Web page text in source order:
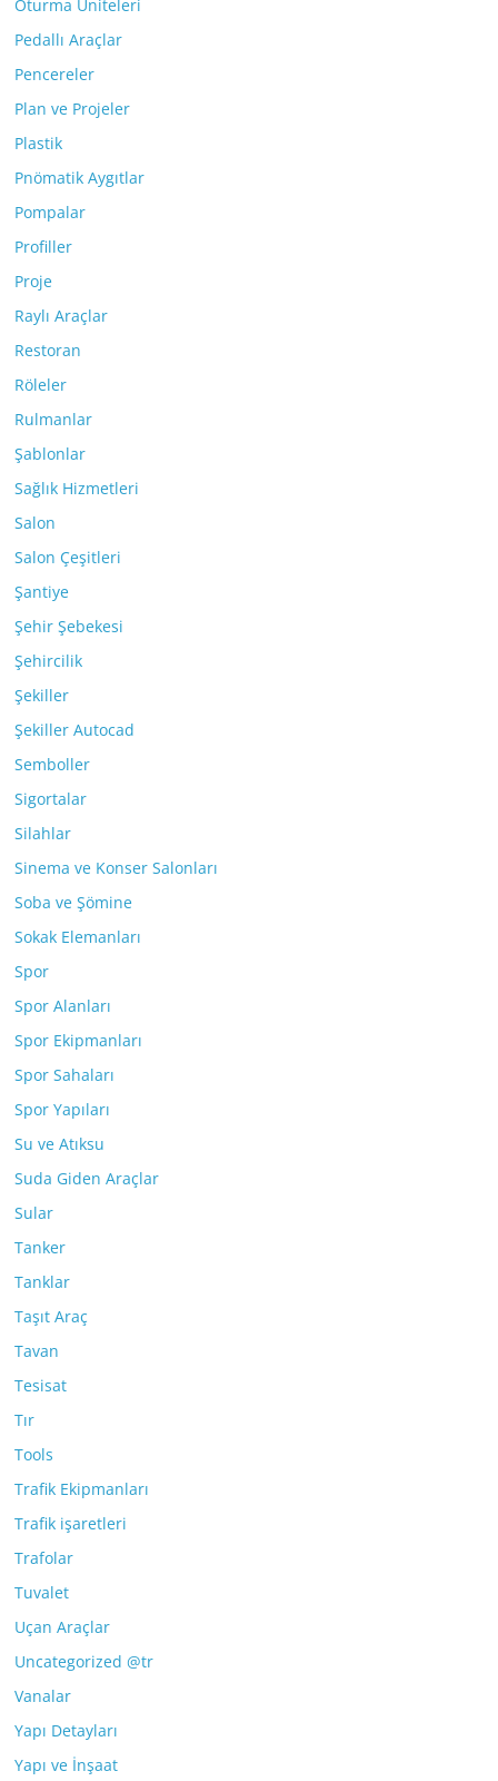
Oturma Üniteleri
Pedallı Araçlar
Pencereler
Plan ve Projeler
Plastik
Pnömatik Aygıtlar
Pompalar
Profiller
Proje
Raylı Araçlar
Restoran
Röleler
Rulmanlar
Şablonlar
Sağlık Hizmetleri
Salon
Salon Çeşitleri
Şantiye
Şehir Şebekesi
Şehircilik
Şekiller
Şekiller Autocad
Semboller
Sigortalar
Silahlar
Sinema ve Konser Salonları
Soba ve Şömine
Sokak Elemanları
Spor
Spor Alanları
Spor Ekipmanları
Spor Sahaları
Spor Yapıları
Su ve Atıksu
Suda Giden Araçlar
Sular
Tanker
Tanklar
Taşıt Araç
Tavan
Tesisat
Tır
Tools
Trafik Ekipmanları
Trafik işaretleri
Trafolar
Tuvalet
Uçan Araçlar
Uncategorized @tr
Vanalar
Yapı Detayları
Yapı ve İnşaat